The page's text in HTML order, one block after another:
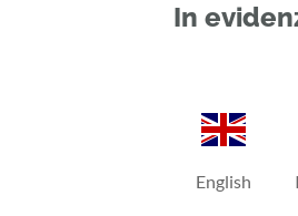
In
English